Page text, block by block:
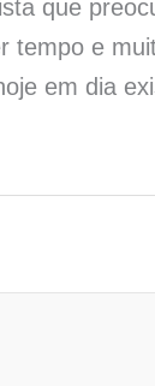
que
tempo e
em dia